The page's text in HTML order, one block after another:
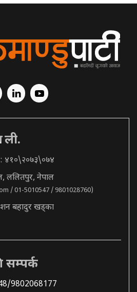
ली.
: ४१०\२०७३\०७४
ललितपुर, नेपाल
/ 01-5010547 / 9801028760)
बहादुर खड्का
सम्पर्क
9802068177